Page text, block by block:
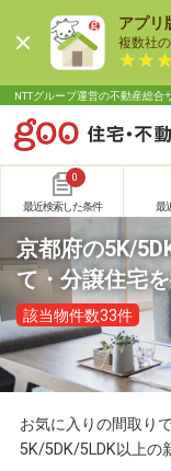
アプリ
複数社
NTTグループ運営の不動産総合
0
最近検索した条件 最
京都府の5K/
て・分譲住宅
該当物件数33件
お気に入りの間取り
5K/5DK/5LDK以上の